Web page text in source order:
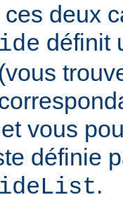
deux
définit
vous
définie
.